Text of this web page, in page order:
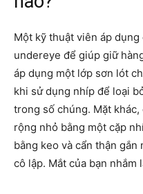
Một kỹ thuật viên áp
undereye để giúp giữ
áp dụng một lớp sơn lót
khi sử dụng nhíp để loại
trong số chúng. Mặt
rộng nhỏ bằng một cặp
bằng keo và cẩn thận
cô lập. Mắt của bạn